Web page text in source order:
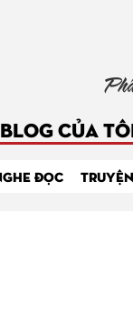
BLOG CỦA
ĐỌC